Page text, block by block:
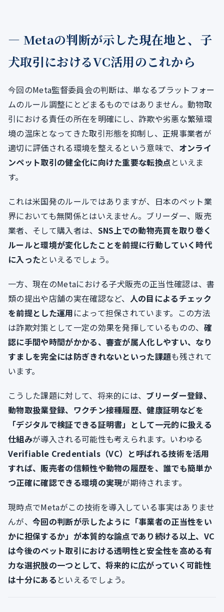
― Metaの判断が示した現在地と、子
犬取引におけるVC活用のこれから
今回のMeta監督委員会の判断は、単なるプラットフォー
ムのルール調整にとどまるものではありません。動物取
引における責任の所在を明確にし、詐欺や劣悪な繁殖環
境の温床となってきた取引形態を抑制し、正規事業者が
適切に評価される環境を整えるという意味で、 オンライ
ンペット取引の健全化に向けた重要な転換点といえま
す。
これは米国発のルールではありますが、日本のペット業
界においても無関係とはいえません。ブリーダー、販売
業者、そして購入者は、 SNS上での動物売買を取り巻く
ルールと環境が変化したことを前提に行動していく時代
に入ったといえるでしょう。
一方、現在のMetaにおける子犬販売の正当性確認は、書
類の提出や店舗の実在確認など、 人の目によるチェック
を前提とした運用によって担保されています。この方法
は詐欺対策として一定の効果を発揮しているものの、 確
認に手間や時間がかかる、審査が属人化しやすい、なり
すましを完全には防ぎきれないといった課題も残されて
います。
こうした課題に対して、将来的には、 ブリーダー登録、
動物取扱業登録、ワクチン接種履歴、健康証明などを
「デジタルで検証できる証明書」として一元的に扱える
仕組みが導入される可能性も考えられます。いわゆる
Verifiable Credentials（VC）と呼ばれる技術を活用
すれば、販売者の信頼性や動物の履歴を、誰でも簡単か
つ正確に確認できる環境の実現が期待されます。
現時点でMetaがこの技術を導入している事実はありませ
んが、 今回の判断が示したように「事業者の正当性をい
かに担保するか」が本質的な論点であり続ける以上、VC
は今後のペット取引における透明性と安全性を高める有
力な選択肢の一つとして、将来的に広がっていく可能性
は十分にある といえるでしょう。